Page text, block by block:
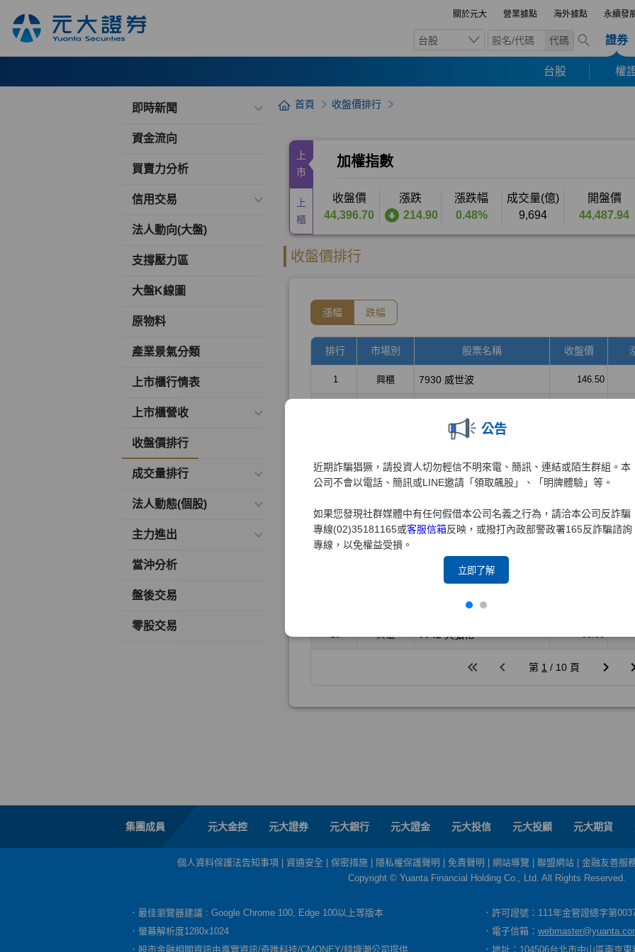
關於元大 營業據點 海外據點 永續發
台股 代碼 證券
台股 權
公告
近期詐騙猖獗，請投資人切勿輕信不明來電、簡訊、連結或陌生群組。本
公司不會以電話、簡訊或LINE邀請「領取飆股」、「明牌體驗」等。
如果您發現社群媒體中有任何假借本公司名義之行為，請洽本公司反詐騙
專線(02)35181165或客服信箱反映，或撥打內政部警政署165反詐騙諮詢
專線，以免權益受損。
立即了解
即時新聞
資金流向
買賣力分析
信用交易
法人動向(大盤)
支撐壓力區
大盤K線圖
原物料
產業景氣分類
上市櫃行情表
上市櫃營收
收盤價排行
成交量排行
法人動態(個股)
主力進出
當沖分析
盤後交易
零股交易
首頁 收盤價排行
集團成員 元大金控 元大證券 元大銀行 元大證金 元大投信 元大投顧 元大期貨
個人資料保護法告知事項 資通安全 保密措施 隱私權保護聲明 免責聲明 網站導覽 聯盟網站
金融友善服
Copyright © Yuanta Financial Holding Co., Ltd. All Rights Reserved.
．最佳瀏覽器建議 : Google Chrome 100, Edge 100以上等版本
．許可證號：111年金管證總字第
．螢幕解析度1280x1024
．電子信箱：
．股市金融相關資訊由嘉實資訊/奇唯科技/CMONEY/錢塘潮公司提供
．地址：104506台北市中山區南京